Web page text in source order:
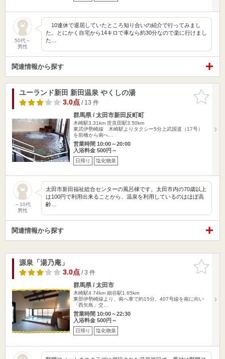
50代～
男性
10連休で退屈していたところ知り合いの紹介で行ってみまし
た。とにかく自宅から14キロで車なら約30分なので楽に行けまし
た…
関連情報から探す
お気に入
りに追加
ユーランド新田 新田温泉 やくしの湯
3.0点/ 13 件
群馬県 / 太田市新田反町町
木崎駅3.31km 世良田駅3.50km
東武伊勢崎線 木崎駅よりタクシー5分上武国道（17号）
を前橋から南へ…
営業時間 10:00～20:00
入浴料金 500円～
日帰り 塩化物泉
～10代
男性
太田市新田福祉総合センターの風呂棟です。太田市内の70歳以上
は100円で利用出来ることから、温泉を利用しているのはほぼ高
齢…
関連情報から探す
お気に入
りに追加
源泉「湯乃庵」
3.0点/ 3 件
群馬県 / 太田市
木崎駅4.74km 細谷駅1.65km
東部伊勢崎線より、南へ車で約15分。407号線を南に向い
「西矢島」交…
営業時間 10:00～22:30
入浴料金 500円～
日帰り 塩化物泉